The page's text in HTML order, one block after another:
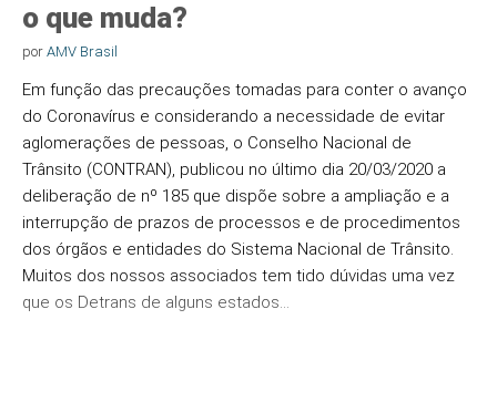
o que muda?
por AMV Brasil
Em função das precauções tomadas para conter o avanço
do Coronavírus e considerando a necessidade de evitar
aglomerações de pessoas, o Conselho Nacional de
Trânsito (CONTRAN), publicou no último dia 20/03/2020 a
deliberação de nº 185 que dispõe sobre a ampliação e a
interrupção de prazos de processos e de procedimentos
dos órgãos e entidades do Sistema Nacional de Trânsito.
Muitos dos nossos associados tem tido dúvidas uma vez
que os Detrans de alguns estados…